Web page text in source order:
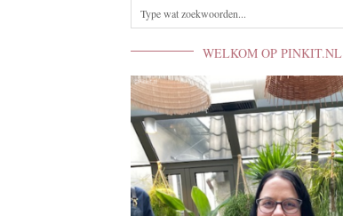
WELKOM OP PINKIT.NL